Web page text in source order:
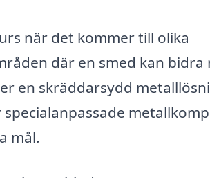
när det kommer till olika
där en smed kan bidra
en skräddarsydd
mål.